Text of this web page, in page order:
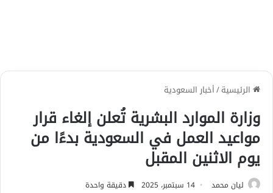
الرئيسية/أخبار السعودية
وزارة الموارد البشرية تُعلن إلغاء قرار
مواعيد العمل في السعودية بدءًا من
يوم الاثنين المقبل
ليان محمد 14 سبتمبر، 2025 دقيقة واحدة